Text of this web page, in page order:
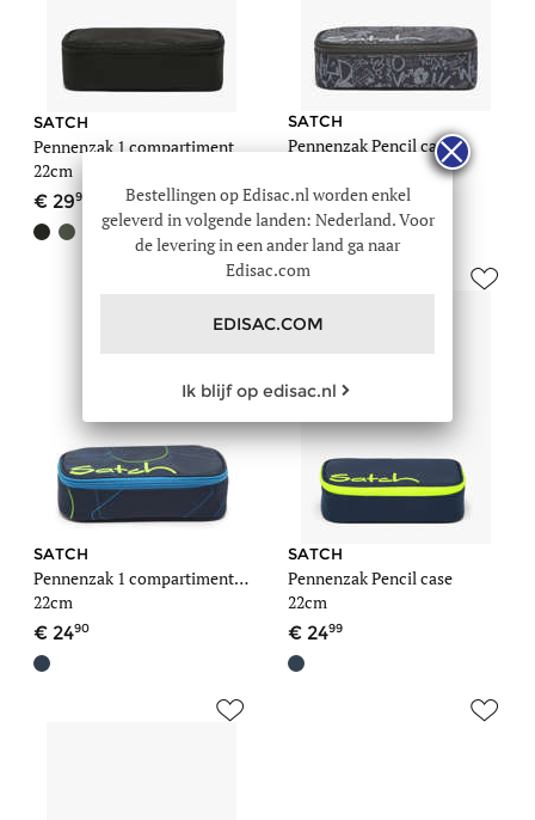
SATCH
Pennenzak 1 compartiment
22cm
2990
SATCH
Pennenzak Pencil case
2490
+4
SATCH
Pennenzak 1 compartiment Pencil case
22cm
2490
SATCH
Pennenzak Pencil case
22cm
2499
Bestellingen op Edisac.nl worden enkel
geleverd in volgende landen: Nederland. Voor
de levering in een ander land ga naar
Edisac.com
EDISAC.COM
Ik blijf op edisac.nl